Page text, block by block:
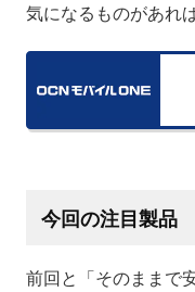
気になるものがあれ
今回の注目製品
前回と「そのままで